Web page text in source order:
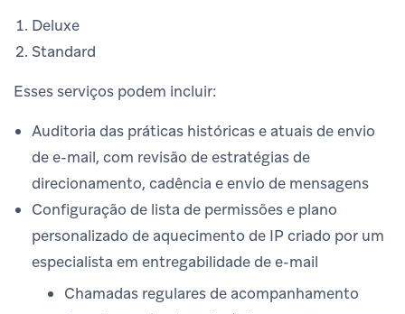
Deluxe
Standard
Esses serviços podem incluir:
Auditoria das práticas históricas e atuais de envio
de e-mail, com revisão de estratégias de
direcionamento, cadência e envio de mensagens
Configuração de lista de permissões e plano
personalizado de aquecimento de IP criado por um
especialista em entregabilidade de e-mail
Chamadas regulares de acompanhamento